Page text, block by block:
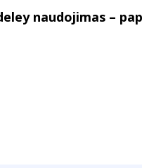
naudojimas –